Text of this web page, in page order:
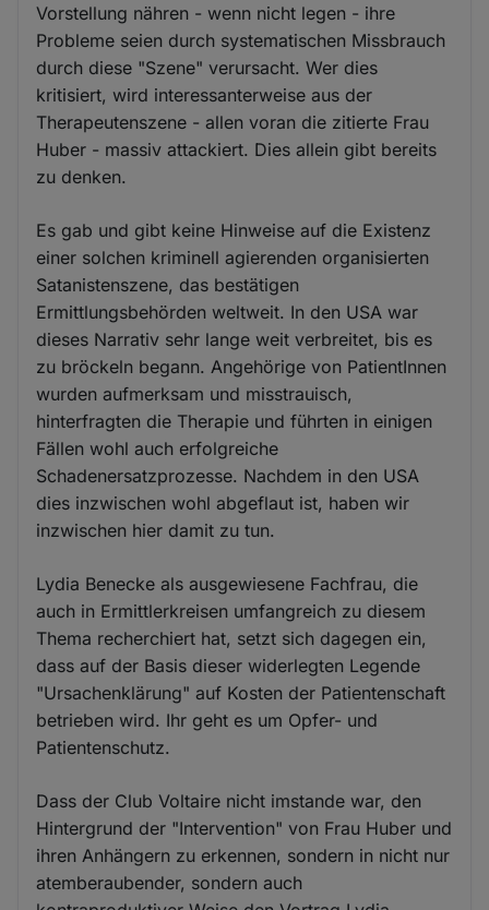
Vorstellung nähren - wenn nicht legen - ihre
Probleme seien durch systematischen Missbrauch
durch diese "Szene" verursacht. Wer dies
kritisiert, wird interessanterweise aus der
Therapeutenszene - allen voran die zitierte Frau
Huber - massiv attackiert. Dies allein gibt bereits
zu denken.
Es gab und gibt keine Hinweise auf die Existenz
einer solchen kriminell agierenden organisierten
Satanistenszene, das bestätigen
Ermittlungsbehörden weltweit. In den USA war
dieses Narrativ sehr lange weit verbreitet, bis es
zu bröckeln begann. Angehörige von PatientInnen
wurden aufmerksam und misstrauisch,
hinterfragten die Therapie und führten in einigen
Fällen wohl auch erfolgreiche
Schadenersatzprozesse. Nachdem in den USA
dies inzwischen wohl abgeflaut ist, haben wir
inzwischen hier damit zu tun.
Lydia Benecke als ausgewiesene Fachfrau, die
auch in Ermittlerkreisen umfangreich zu diesem
Thema recherchiert hat, setzt sich dagegen ein,
dass auf der Basis dieser widerlegten Legende
"Ursachenklärung" auf Kosten der Patientenschaft
betrieben wird. Ihr geht es um Opfer- und
Patientenschutz.
Dass der Club Voltaire nicht imstande war, den
Hintergrund der "Intervention" von Frau Huber und
ihren Anhängern zu erkennen, sondern in nicht nur
atemberaubender, sondern auch